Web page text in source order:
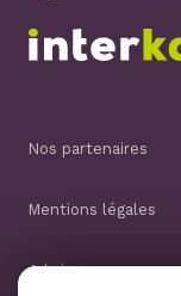
nos partenaires
mentions légales
admin